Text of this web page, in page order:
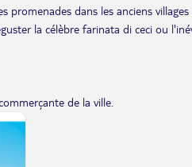
promenades dans les anciens
la célèbre farinata di ceci ou
de la ville.